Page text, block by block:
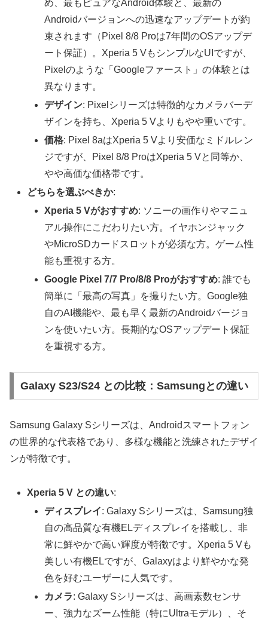
め、最もピュアなAndroid体験と、最新の
Androidバージョンへの迅速なアップデートが約
束されます（Pixel 8/8 Proは7年間のOSアップデ
ート保証）。Xperia 5 VもシンプルなUIですが、
Pixelのような「Googleファースト」の体験とは
異なります。
デザイン: Pixelシリーズは特徴的なカメラバーデ
ザインを持ち、Xperia 5 Vよりもやや重いです。
価格: Pixel 8aはXperia 5 Vより安価なミドルレン
ジですが、Pixel 8/8 ProはXperia 5 Vと同等か、
やや高価な価格帯です。
どちらを選ぶべきか:
Xperia 5 Vがおすすめ: ソニーの画作りやマニュ
アル操作にこだわりたい方。イヤホンジャック
やMicroSDカードスロットが必須な方。ゲーム性
能も重視する方。
Google Pixel 7/7 Pro/8/8 Proがおすすめ: 誰でも
簡単に「最高の写真」を撮りたい方。Google独
自のAI機能や、最も早く最新のAndroidバージョ
ンを使いたい方。長期的なOSアップデート保証
を重視する方。
Galaxy S23/S24 との比較：Samsungとの違い
Samsung Galaxy Sシリーズは、Androidスマートフォン
の世界的な代表格であり、多様な機能と洗練されたデザイ
ンが特徴です。
Xperia 5 V との違い:
ディスプレイ: Galaxy Sシリーズは、Samsung独
自の高品質な有機ELディスプレイを搭載し、非
常に鮮やかで高い輝度が特徴です。Xperia 5 Vも
美しい有機ELですが、Galaxyはより鮮やかな発
色を好むユーザーに人気です。
カメラ: Galaxy Sシリーズは、高画素数センサ
ー、強力なズーム性能（特にUltraモデル）、そ